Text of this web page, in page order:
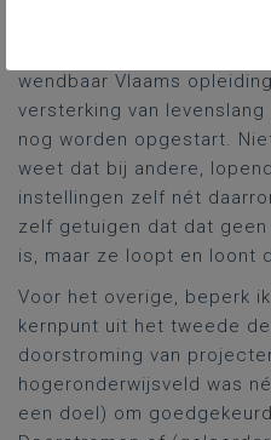
wendbaar Vlaams
versterking van
nog worden opgestart.
weet dat bij andere,
instellingen zelf nét
zelf getuigen dat dat
is, maar ze loopt en loont
Voor het overige, beperk
kernpunt uit het tweede
doorstroming van
hogeronderwijsveld was
een doel) om